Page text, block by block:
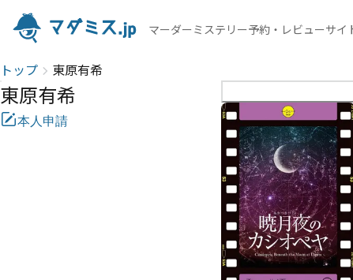
マーダーミステリー予約・レビューサイ
トップ 東原有希
東原有希
本人申請